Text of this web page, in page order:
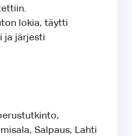
lokia, täytti
ja järjesti
Salpaus, Lahti